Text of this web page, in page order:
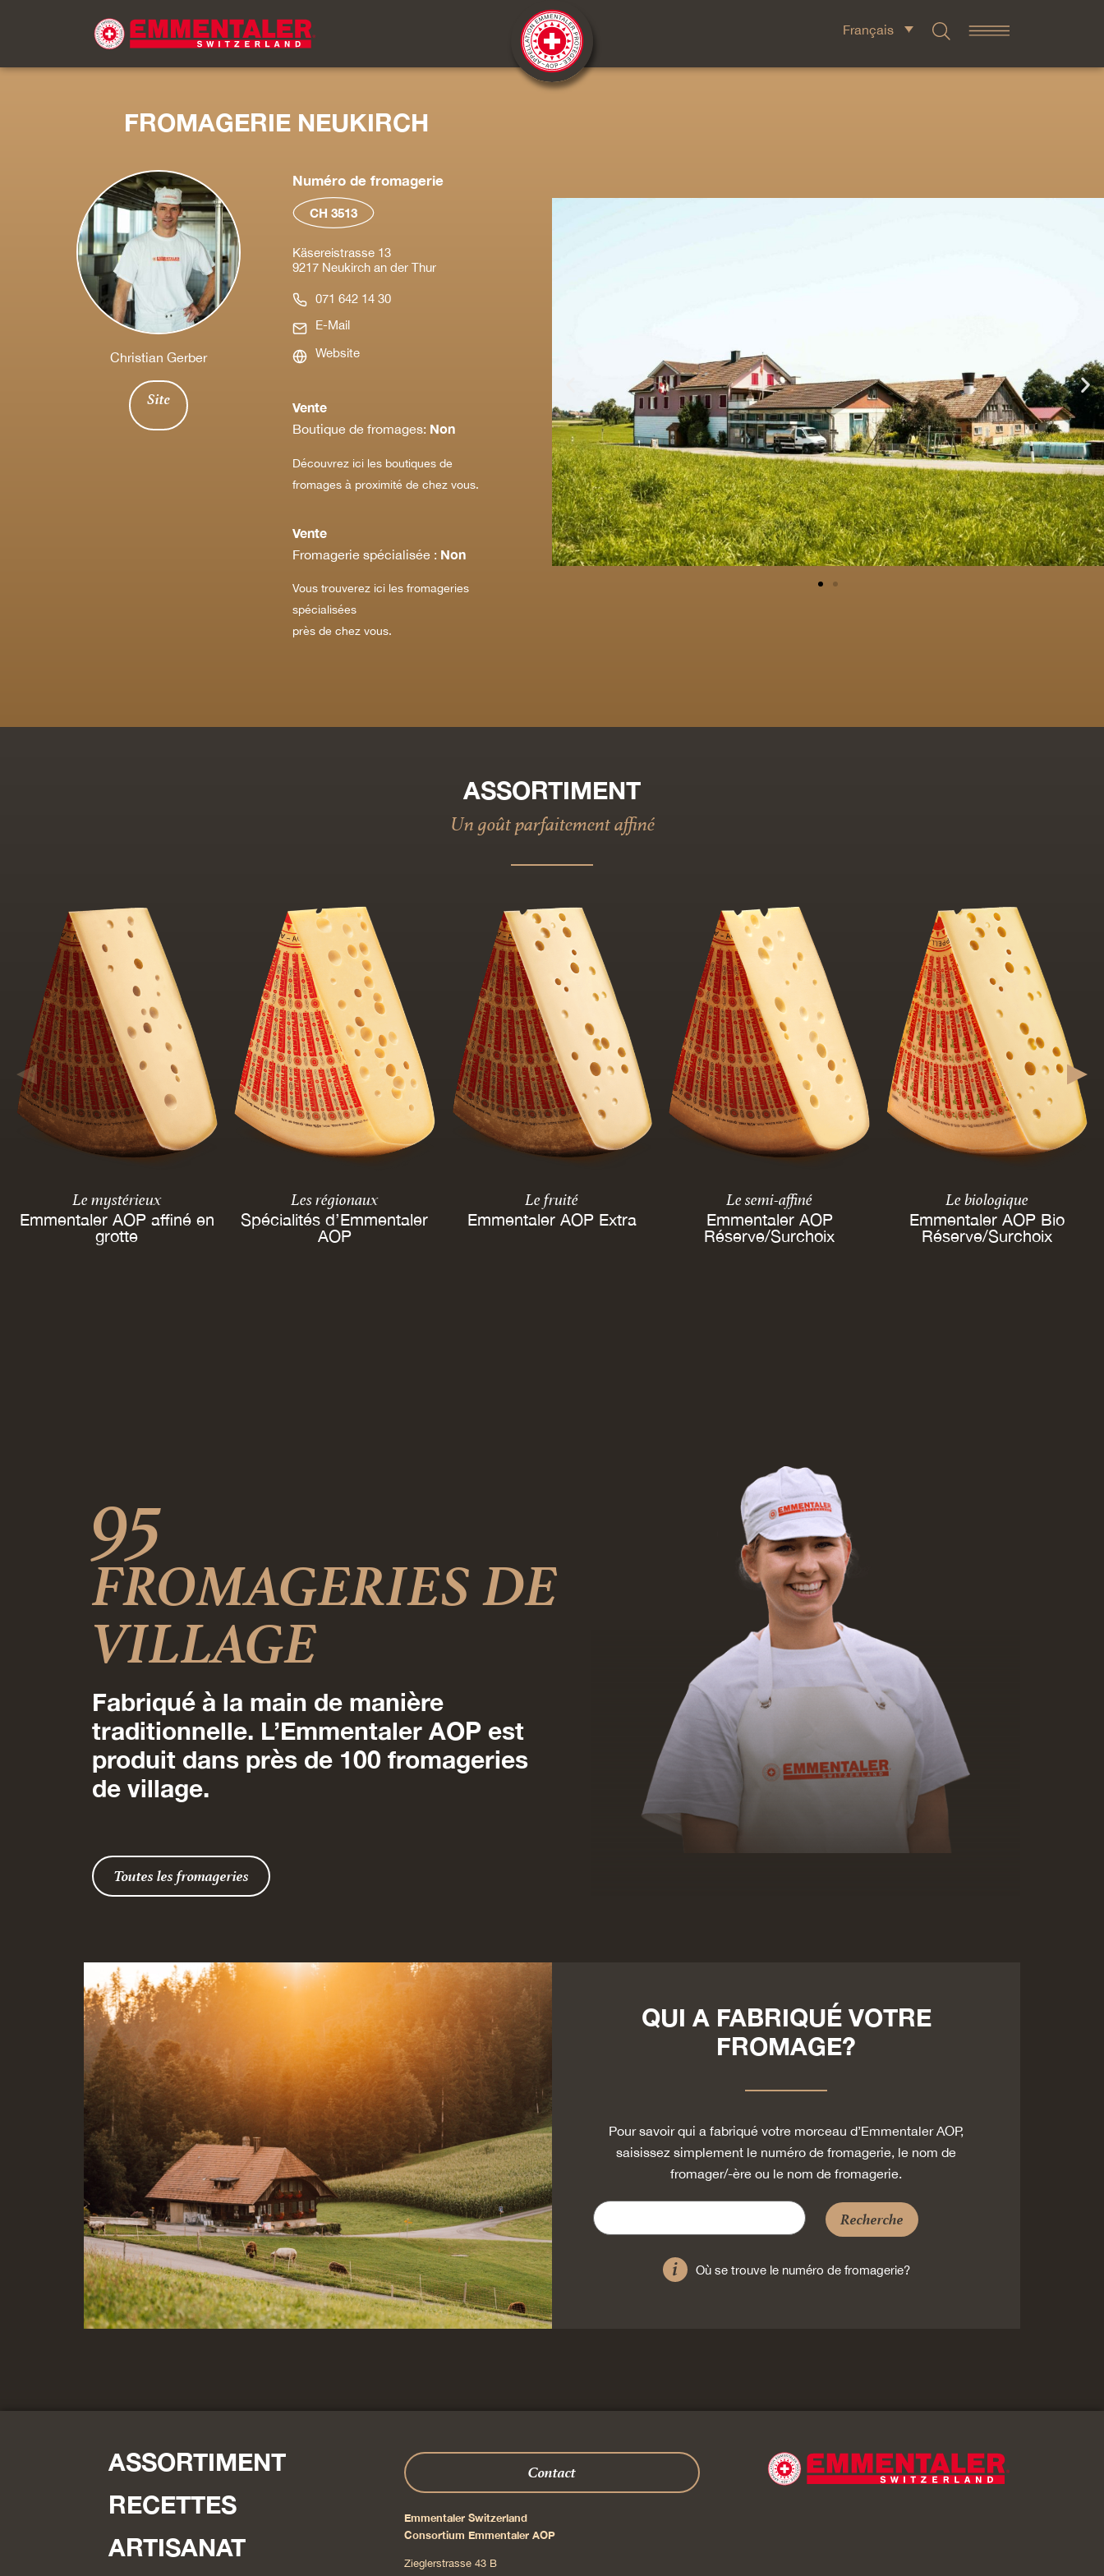
Français
FROMAGERIE NEUKIRCH
Christian Gerber
Site
Numéro de fromagerie
CH 3513
Käsereistrasse 13
9217 Neukirch an der Thur
071 642 14 30
E-Mail
Website
Vente
Boutique de fromages: Non
Découvrez ici les boutiques de
fromages à proximité de chez vous.
Vente
Fromagerie spécialisée : Non
Vous trouverez ici les fromageries
spécialisées
près de chez vous.
ASSORTIMENT
Un goût parfaitement affiné
Le mystérieux
Emmentaler AOP affiné en
grotte
Les régionaux
Spécialités d’Emmentaler
AOP
Le fruité
Emmentaler AOP Extra
Le semi-affiné
Emmentaler AOP
Réserve/Surchoix
Le biologique
Emmentaler AOP Bio
Réserve/Surchoix
95
FROMAGERIES DE
VILLAGE
Fabriqué à la main de manière
traditionnelle. L’Emmentaler AOP est
produit dans près de 100 fromageries
de village.
Toutes les fromageries
QUI A FABRIQUÉ VOTRE
FROMAGE?
Pour savoir qui a fabriqué votre morceau d’Emmentaler AOP,
saisissez simplement le numéro de fromagerie, le nom de
fromager/-ère ou le nom de fromagerie.
Recherche
Où se trouve le numéro de fromagerie?
ASSORTIMENT
RECETTES
ARTISANAT
Contact
Emmentaler Switzerland
Consortium Emmentaler AOP
Zieglerstrasse 43 B